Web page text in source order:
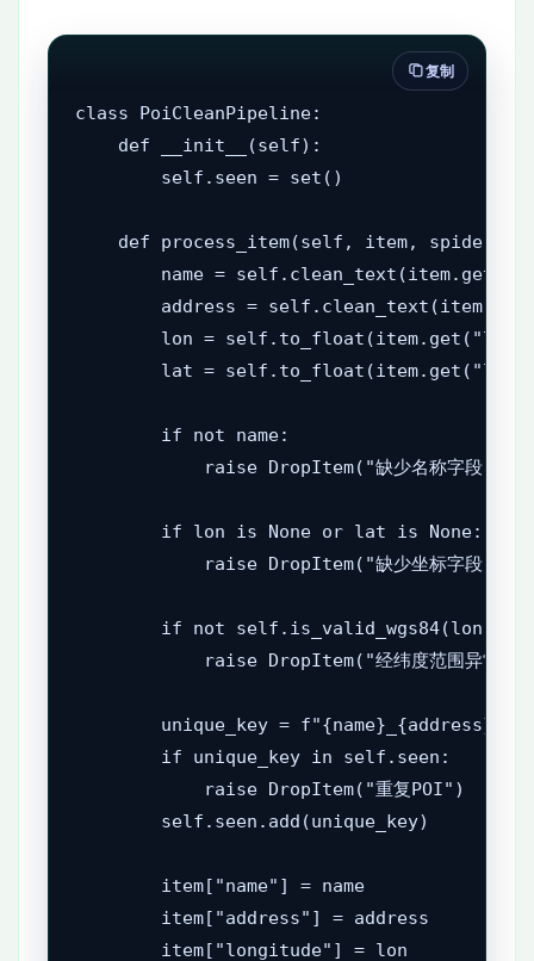
class PoiCleanPipeline:
    def __init__(self):
        self.seen = set()
    def process_item(self, item, spider):
name =
address =
lon =
lat =
        if not name:
            raise DropItem("缺少名称字段")
        if lon is None or lat is None:
            raise DropItem("缺少坐标字段")
if not self.is_valid_wgs84(lon,
            raise DropItem("经纬度范围异常")
unique_key =
        if unique_key in self.seen:
            raise DropItem("重复POI")
        self.seen.add(unique_key)
        item["name"] = name
        item["address"] = address
        item["longitude"] = lon
复制